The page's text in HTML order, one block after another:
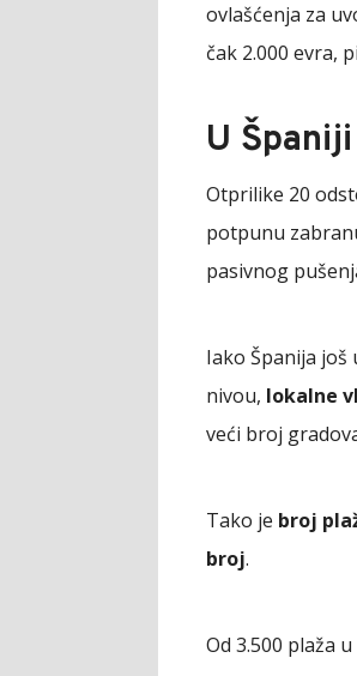
ovlašćenja za
čak 2.000 evra,
U
Otprilike 20
potpunu
pasivnog
Iako Španija još
nivou, lokalne
veći broj
Tako je broj
broj.
Od 3.500 plaža